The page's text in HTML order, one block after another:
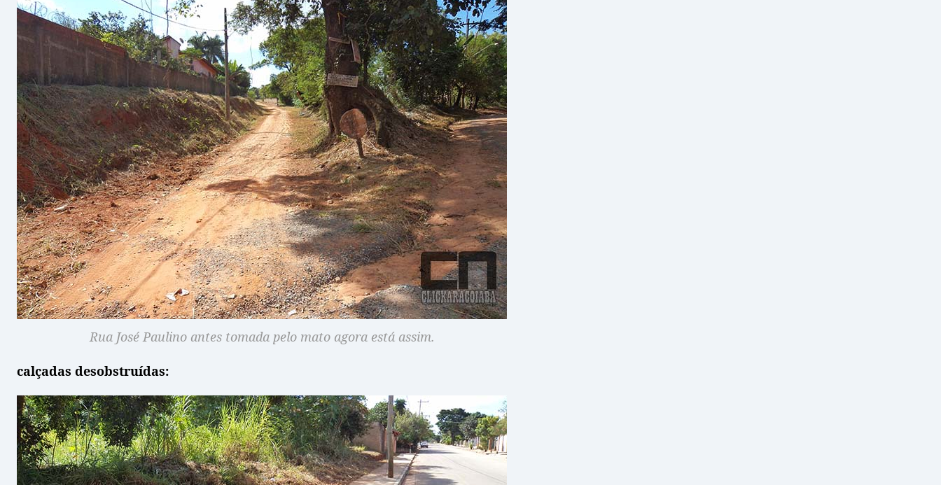
Rua José Paulino antes tomada pelo mato agora está assim.
calçadas desobstruídas: